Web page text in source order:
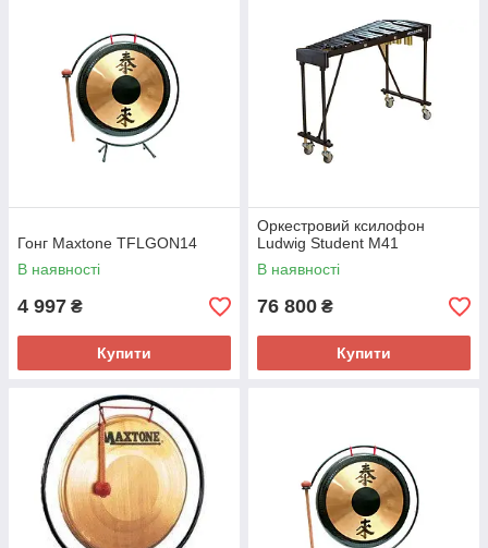
Гонг Maxtone TFLGON14
В наявності
4 997 ₴
Купити
Оркестровий ксилофон
Ludwig Student M41
В наявності
76 800 ₴
Купити